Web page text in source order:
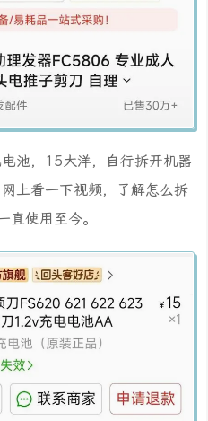
池，15大洋，自行拆开机器
上看一下视频，了解怎么拆
使用至今。